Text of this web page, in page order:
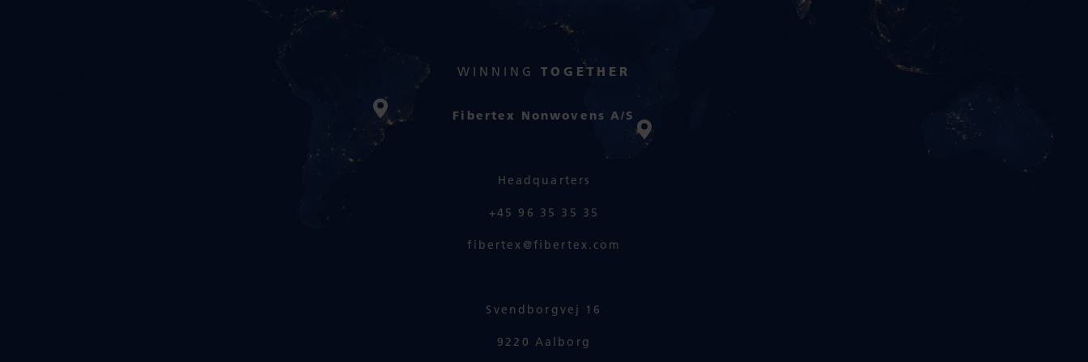
WINNING TOGETHER
Fibertex Nonwovens A/S
Headquarters
+45 96 35 35 35
fibertex@fibertex.com
Svendborgvej 16
9220 Aalborg